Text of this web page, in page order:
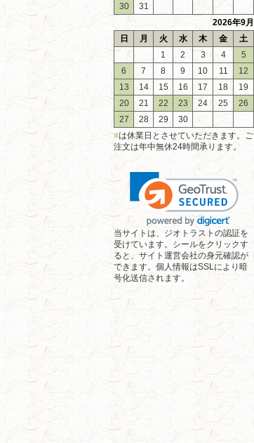
30
31
2026年9月
日
月 火 水 木 金
土
1
2 3 4
5
6
7 8 9 10 11
12
13
14 15 16 17 18
19
20
21 22 23 24 25
26
27
28 29
30
■は休業日とさせていただきます。ご
注文は年中無休24時間承ります。
当サイトは、ジオトラストの認証を
受けています。シールをクリックす
ると、サイト運営会社の身元確認が
できます。個人情報はSSLにより暗
号化送信されます。